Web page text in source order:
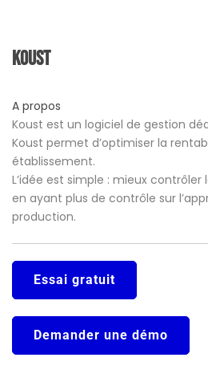
Koust
A propos
Koust est un logiciel de gestion
Koust permet d’optimiser la
établissement.
L’idée est simple : mieux
en ayant plus de contrôle sur
production.
Essai gratuit
Demander une démo